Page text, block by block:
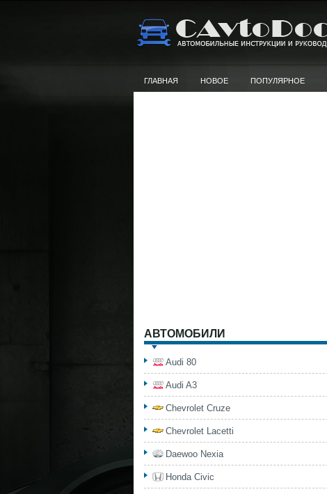
ГЛАВНАЯ НОВОЕ ПОПУЛЯРНОЕ
АВТОМОБИЛИ
Audi 80
Audi A3
Chevrolet Cruze
Chevrolet Lacetti
Daewoo Nexia
Honda Civic